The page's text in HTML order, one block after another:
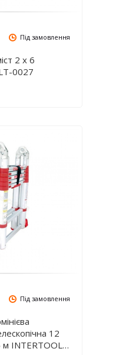
Під замовлення
2 х 6
0027
Під замовлення
12
м INTERTOOL